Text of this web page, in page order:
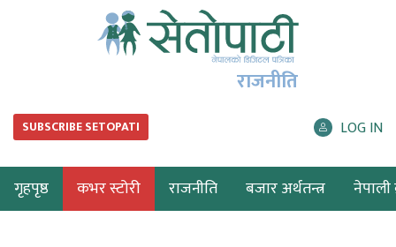
राजनीति
SUBSCRIBE SETOPATI LOG IN
गृहपृष्ठ कभर स्टोरी राजनीति बजार अर्थतन्त्र नेपाली